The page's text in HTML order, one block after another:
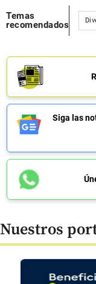
Temas
recomendados
Siga las
Nuestros